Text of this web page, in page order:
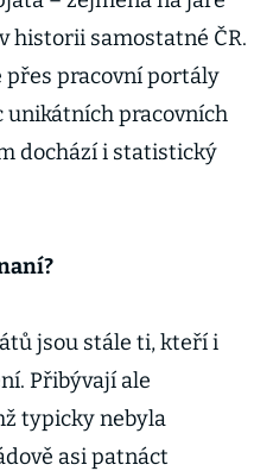
historii samostatné ČR.
přes pracovní portály
unikátních pracovních
dochází i statistický
jsou stále ti, kteří i
Přibývají ale
typicky nebyla
asi patnáct